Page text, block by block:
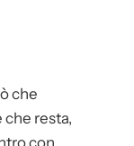
che
che resta,